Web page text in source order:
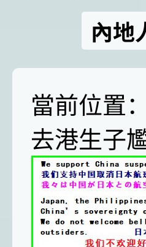
內地
當前位置：
去港生子